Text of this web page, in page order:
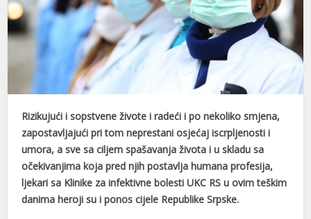
Rizikujući i sopstvene živote i radeći i po nekoliko smjena,
zapostavljajući pri tom neprestani osjećaj iscrpljenosti i
umora, a sve sa ciljem spašavanja života i u skladu sa
očekivanjima koja pred njih postavlja humana profesija,
ljekari sa Klinike za infektivne bolesti UKC RS u ovim teškim
danima heroji su i ponos cijele Republike Srpske.